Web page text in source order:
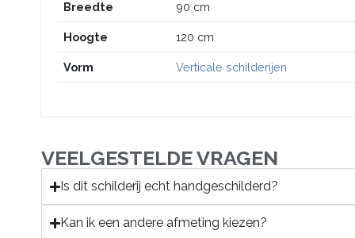
Breedte 90 cm
Hoogte 120 cm
Vorm Verticale schilderijen
VEELGESTELDE VRAGEN
Is dit schilderij echt handgeschilderd?
Kan ik een andere afmeting kiezen?